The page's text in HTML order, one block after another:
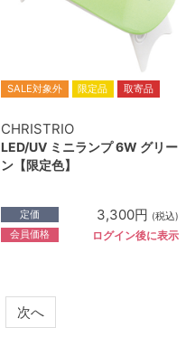
SALE対象外 限定品 取寄品
CHRISTRIO
LED/UV ミニランプ 6W グリー
ン【限定色】
定価 3,300円 (税込)
会員価格 ログイン後に表示
次へ